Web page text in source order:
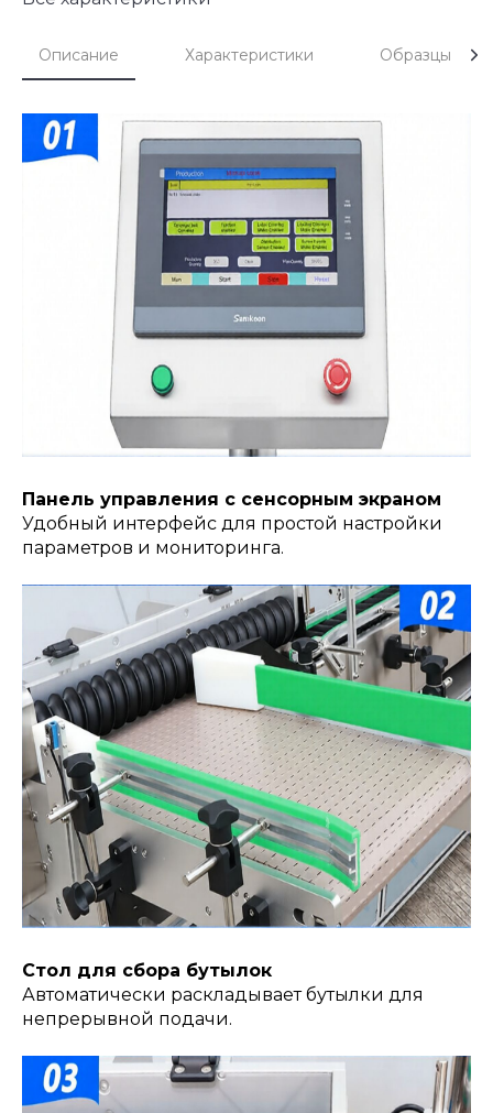
Описание Характеристики Образцы
Панель управления с сенсорным экраном
Удобный интерфейс для простой настройки
параметров и мониторинга.
Стол для сбора бутылок
Автоматически раскладывает бутылки для
непрерывной подачи.